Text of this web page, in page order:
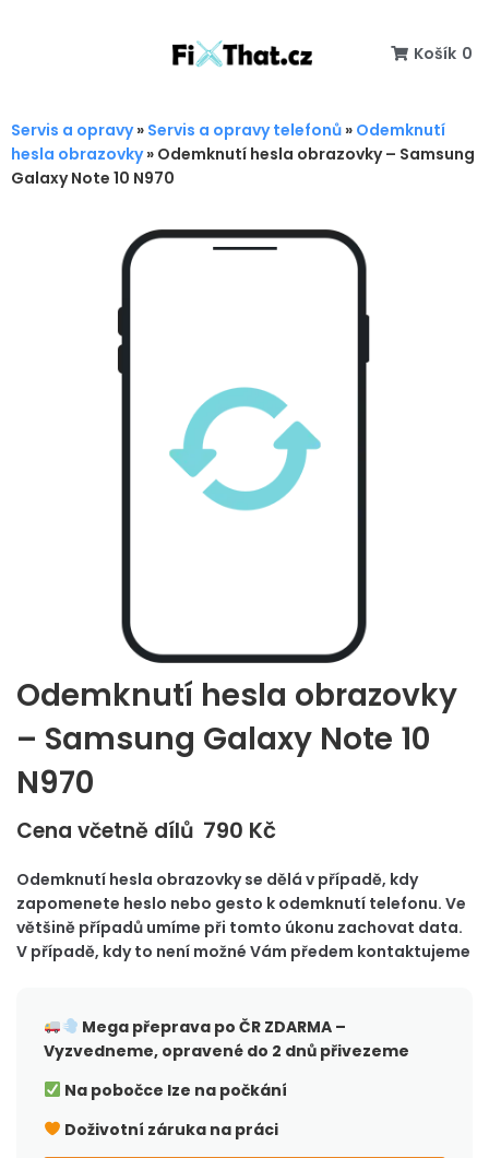
Košík 0
Servis a opravy» Servis a opravy telefonů » Odemknutí
hesla obrazovky» Odemknutí hesla obrazovky – Samsung
Galaxy Note 10 N970
Odemknutí hesla obrazovky
– Samsung Galaxy Note 10
N970
Cena včetně dílů 790 Kč
Odemknutí hesla obrazovky se dělá v případě, kdy
zapomenete heslo nebo gesto k odemknutí telefonu. Ve
většině případů umíme při tomto úkonu zachovat data.
V případě, kdy to není možné Vám předem kontaktujeme
Mega přeprava po ČRZDARMA –
Vyzvedneme, opravené do 2 dnů přivezeme
Na pobočce lze na počkání
Doživotní záruka na práci